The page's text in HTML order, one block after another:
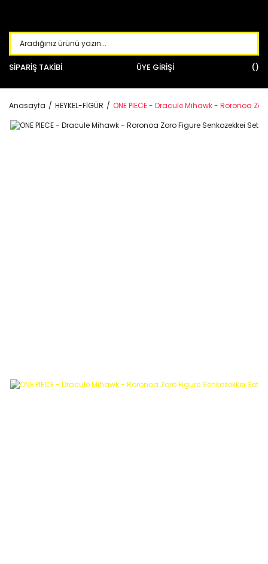
SİPARİŞ TAKİBİ ÜYE GİRİŞİ
Anasayfa HEYKEL-FİGÜR ONE PIECE - Dracule Mihawk - Roronoa